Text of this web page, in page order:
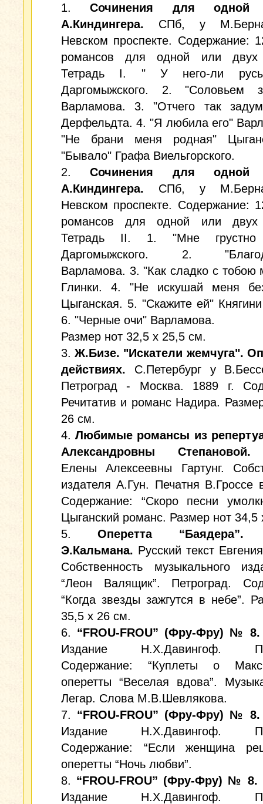
1.Сочинения для одной
А.Киндингера. СПб, у
Невском проспекте. Содержание:
романсов для одной или двух
Тетрадь I. " У него-ли
Даргомыжского. 2. "Соловьем
Варламова. 3. "Отчего так
Дерфельдта. 4. "Я любила его"
"Не брани меня родная"
"Бывало" Графа Виельгорского.
2.Сочинения для одной
А.Киндингера. СПб, у
Невском проспекте. Содержание:
романсов для одной или двух
Тетрадь II. 1. "Мне грустно
Даргомыжского. 2.
Варламова. 3. "Как сладко с тобою
Глинки. 4. "Не искушай меня
Цыганская. 5. "Скажите ей"
6. "Черные очи" Варламова.
Размер нот 32,5 х 25,5 см.
3.Ж.Бизе. "Искатели жемчуга".
действиях. С.Петербург у
Петроград - Москва. 1889 г.
Речитатив и романс Надира.
26 см.
4.Любимые романсы из
Александровны Степановой.
Елены Алексеевны Гартунг.
издателя А.Гун. Печатня В.Гроссе
Содержание: “Скоро песни
Цыганский романс. Размер нот 34,5
5. Оперетта “Баядера”.
Э.Кальмана. Русский текст
Собственность музыкального
“Леон Валящик”. Петроград.
“Когда звезды зажгутся в небе”.
35,5 х 26 см.
6. “FROU-FROU” (Фру-Фру) №
Издание Н.Х.Давингоф.
Содержание: “Куплеты о
оперетты “Веселая вдова”.
Легар. Слова М.В.Шевлякова.
7. “FROU-FROU” (Фру-Фру) №
Издание Н.Х.Давингоф.
Содержание: “Если женщина
оперетты “Ночь любви”.
8. “FROU-FROU” (Фру-Фру) № 8.
Издание Н.Х.Давингоф.